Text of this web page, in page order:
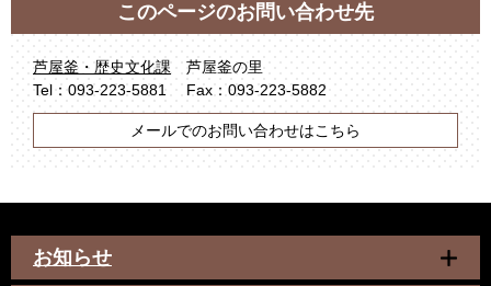
このページのお問い合わせ先
芦屋釜・歴史文化課
芦屋釜の里
Tel：093-223-5881
Fax：093-223-5882
メールでのお問い合わせはこちら
お知らせ